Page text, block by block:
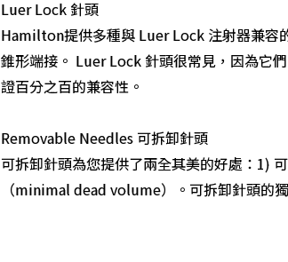
Luer Lock 針頭
Hamilton提供多種與 Luer Lock 注射器兼容
錐形端接。 Luer Lock 針頭很常見，因為它
證百分之百的兼容性。
Removable Needles 可拆卸針頭
可拆卸針頭為您提供了兩全其美的好處：1)
（minimal dead volume）。可拆卸針頭的